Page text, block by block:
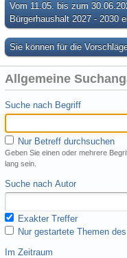
Vom 11.05. bis zum
Bürgerhaushalt 2027 - 2030
Sie können für die
Allgemeine
Suche nach Begriff
Nur Betreff durchsuchen
Geben Sie einen oder mehrere
lang sein.
Suche nach Autor
Exakter Treffer
Nur gestartete Themen
Im Zeitraum